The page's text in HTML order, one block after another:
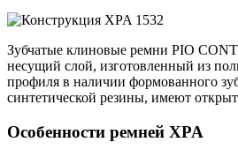
Зубчатые клиновые ремни PIO
несущий слой, изготовленный из
профиля в наличии формованного
синтетической резины, имеют
Особенности ремней XPA